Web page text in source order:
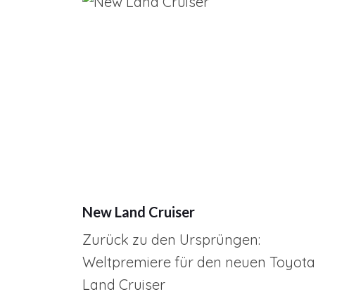
New Land Cruiser
Zurück zu den Ursprüngen:
Weltpremiere für den neuen Toyota
Land Cruiser